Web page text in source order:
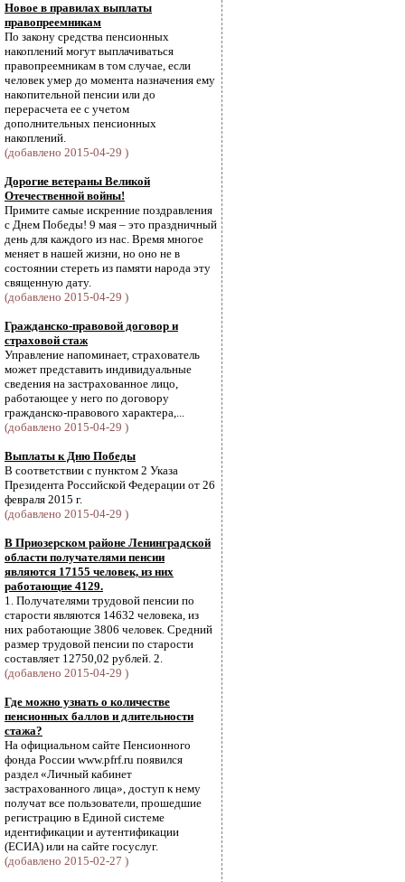
Новое в правилах выплаты
правопреемникам
По закону средства пенсионных
накоплений могут выплачиваться
правопреемникам в том случае, если
человек умер до момента назначения ему
накопительной пенсии или до
перерасчета ее с учетом
дополнительных пенсионных
накоплений.
(добавлено 2015-04-29 )
Дорогие ветераны Великой
Отечественной войны!
Примите самые искренние поздравления
с Днем Победы! 9 мая – это праздничный
день для каждого из нас. Время многое
меняет в нашей жизни, но оно не в
состоянии стереть из памяти народа эту
священную дату.
(добавлено 2015-04-29 )
Гражданско-правовой договор и
страховой стаж
Управление напоминает, страхователь
может представить индивидуальные
сведения на застрахованное лицо,
работающее у него по договору
гражданско-правового характера,...
(добавлено 2015-04-29 )
Выплаты к Дню Победы
В соответствии с пунктом 2 Указа
Президента Российской Федерации от 26
февраля 2015 г.
(добавлено 2015-04-29 )
В Приозерском районе Ленинградской
области получателями пенсии
являются 17155 человек, из них
работающие 4129.
1. Получателями трудовой пенсии по
старости являются 14632 человека, из
них работающие 3806 человек. Средний
размер трудовой пенсии по старости
составляет 12750,02 рублей. 2.
(добавлено 2015-04-29 )
Где можно узнать о количестве
пенсионных баллов и длительности
стажа?
На официальном сайте Пенсионного
фонда России www.pfrf.ru появился
раздел «Личный кабинет
застрахованного лица», доступ к нему
получат все пользователи, прошедшие
регистрацию в Единой системе
идентификации и аутентификации
(ЕСИА) или на сайте госуслуг.
(добавлено 2015-02-27 )